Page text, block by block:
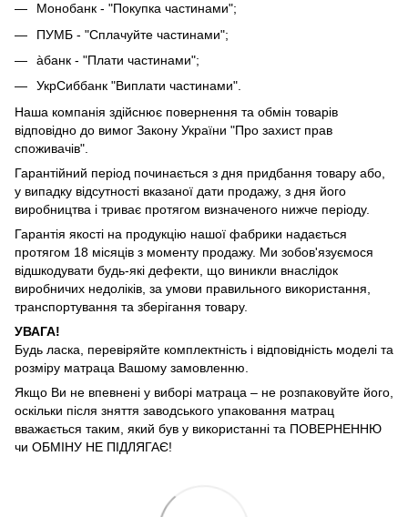
Монобанк - "Покупка частинами";
ПУМБ - "Сплачуйте частинами";
àбанк - "Плати частинами";
УкрСиббанк "Виплати частинами".
Наша компанія здійснює повернення та обмін товарів
відповідно до вимог Закону України "Про захист прав
споживачів".
Гарантійний період починається з дня придбання товару або,
у випадку відсутності вказаної дати продажу, з дня його
виробництва і триває протягом визначеного нижче періоду.
Гарантія якості на продукцію нашої фабрики надається
протягом 18 місяців з моменту продажу. Ми зобов'язуємося
відшкодувати будь-які дефекти, що виникли внаслідок
виробничих недоліків, за умови правильного використання,
транспортування та зберігання товару.
УВАГА!
Будь ласка, перевіряйте комплектність і відповідність моделі та
розміру матраца Вашому замовленню.
Якщо Ви не впевнені у виборі матраца – не розпаковуйте його,
оскільки після зняття заводського упаковання матрац
вважається таким, який був у використанні та ПОВЕРНЕННЮ
чи ОБМІНУ НЕ ПІДЛЯГАЄ!